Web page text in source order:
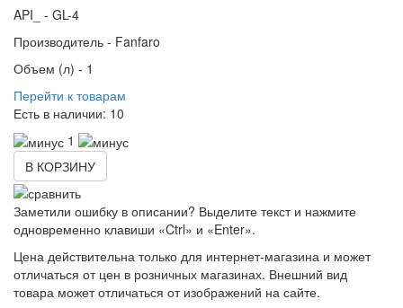
API_ - GL-4
Производитель - Fanfaro
Объем (л) - 1
Перейти к товарам
Есть в наличии: 10
1
В КОРЗИНУ
Заметили ошибку в описании? Выделите текст и нажмите
одновременно клавиши «Ctrl» и «Enter».
Цена действительна только для интернет-магазина и может
отличаться от цен в розничных магазинах. Внешний вид
товара может отличаться от изображений на сайте.